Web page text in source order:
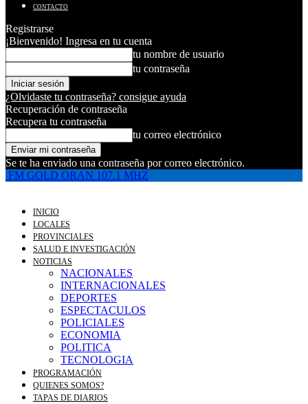
CONTACTO
Registrarse
¡Bienvenido! Ingresa en tu cuenta
tu nombre de usuario
tu contraseña
¿Olvidaste tu contraseña? consigue ayuda
Recuperación de contraseña
Recupera tu contraseña
tu correo electrónico
Se te ha enviado una contraseña por correo electrónico.
FM GOLD ORAN 107.1 MHZ
INICIO
LOCALES
PROVINCIALES
SALUD E INVESTIGACIÓN
NOTICIAS
NACIONALES
INTERNACIONALES
DEPORTES
ESPECTACULOS
POLICIALES
ECONOMIA
POLITICA
TECNOLOGIA
PROGRAMACIÓN
QUIENES SOMOS?
TAPAS DE DIARIOS